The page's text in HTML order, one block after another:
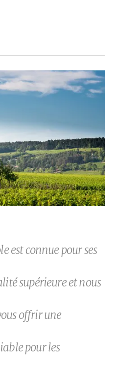
est connue pour ses
supérieure et nous
offrir une
pour les